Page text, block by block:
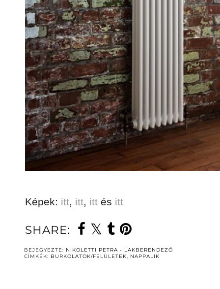
Képek: itt, itt, itt és itt
SHARE:
BEJEGYEZTE: NIKOLETTI PETRA - LAKBERENDEZŐ
CÍMKÉK: BURKOLATOK/FELÜLETEK, NAPPALIK